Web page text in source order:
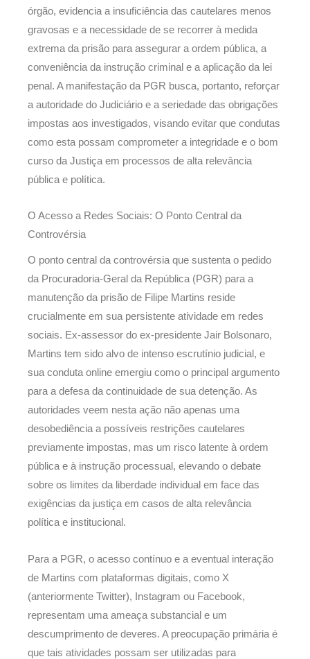
órgão, evidencia a insuficiência das cautelares menos
gravosas e a necessidade de se recorrer à medida
extrema da prisão para assegurar a ordem pública, a
conveniência da instrução criminal e a aplicação da lei
penal. A manifestação da PGR busca, portanto, reforçar
a autoridade do Judiciário e a seriedade das obrigações
impostas aos investigados, visando evitar que condutas
como esta possam comprometer a integridade e o bom
curso da Justiça em processos de alta relevância
pública e política.
O Acesso a Redes Sociais: O Ponto Central da
Controvérsia
O ponto central da controvérsia que sustenta o pedido
da Procuradoria-Geral da República (PGR) para a
manutenção da prisão de Filipe Martins reside
crucialmente em sua persistente atividade em redes
sociais. Ex-assessor do ex-presidente Jair Bolsonaro,
Martins tem sido alvo de intenso escrutínio judicial, e
sua conduta online emergiu como o principal argumento
para a defesa da continuidade de sua detenção. As
autoridades veem nesta ação não apenas uma
desobediência a possíveis restrições cautelares
previamente impostas, mas um risco latente à ordem
pública e à instrução processual, elevando o debate
sobre os limites da liberdade individual em face das
exigências da justiça em casos de alta relevância
política e institucional.
Para a PGR, o acesso contínuo e a eventual interação
de Martins com plataformas digitais, como X
(anteriormente Twitter), Instagram ou Facebook,
representam uma ameaça substancial e um
descumprimento de deveres. A preocupação primária é
que tais atividades possam ser utilizadas para